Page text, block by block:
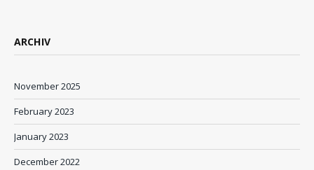
ARCHIV
November 2025
February 2023
January 2023
December 2022